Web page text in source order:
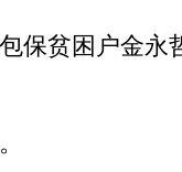
贫困户金永